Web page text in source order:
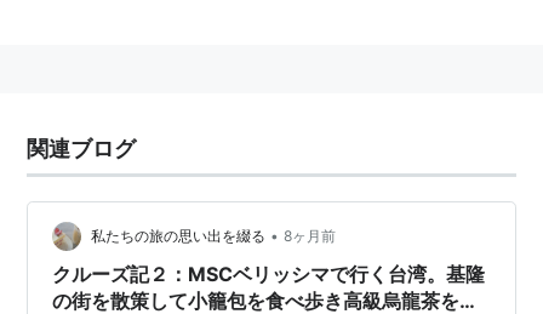
関連ブログ
私たちの旅の思い出を綴る • 8ヶ月前
クルーズ記２：MSCベリッシマで行く台湾。基隆
の街を散策して小籠包を食べ歩き高級烏龍茶を買